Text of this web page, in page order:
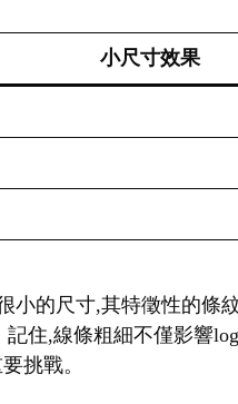
小尺寸效果
的尺寸,其特徵性的條
住,線條粗細不僅影響
挑戰。